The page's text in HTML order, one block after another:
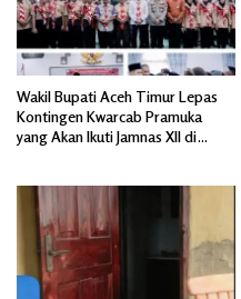
Wakil Bupati Aceh Timur Lepas
Kontingen Kwarcab Pramuka
yang Akan Ikuti Jamnas XII di